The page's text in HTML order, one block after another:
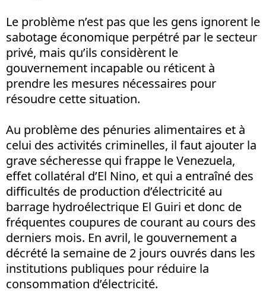
Le problème n’est pas que les gens ignorent le
sabotage économique perpétré par le secteur
privé, mais qu’ils considèrent le
gouvernement incapable ou réticent à
prendre les mesures nécessaires pour
résoudre cette situation.
Au problème des pénuries alimentaires et à
celui des activités criminelles, il faut ajouter la
grave sécheresse qui frappe le Venezuela,
effet collatéral d’El Nino, et qui a entraîné des
difficultés de production d’électricité au
barrage hydroélectrique El Guiri et donc de
fréquentes coupures de courant au cours des
derniers mois. En avril, le gouvernement a
décrété la semaine de 2 jours ouvrés dans les
institutions publiques pour réduire la
consommation d’électricité.